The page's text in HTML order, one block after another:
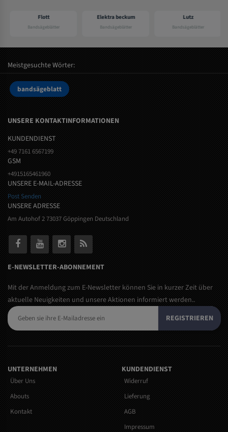
Flott
Bandsägeblätter
Elektra beckum
Bandsägeblätter
Lutz
Bandsägeblätter
Meistgesuchte Wörter:
bandsägeblatt
UNSERE KONTAKTINFORMATIONEN
KUNDENDIENST
+49 7161 6567199
GSM
+4915165461960
UNSERE E-MAIL-ADRESSE
Post Senden
UNSERE ADRESSE
Am Autohof 2 73037 Göppingen Deutschland
E-NEWSLETTER-ABONNEMENT
Mit der Anmeldung zum E-Newsletter können Sie in kurzer Zeit über
aktuelle Neuigkeiten und unsere Aktionen informiert werden..
REGISTRIEREN
UNTERNEHMEN
Über Uns
Abouts
Kontakt
KUNDENDIENST
Widerruf
Lieferung
AGB
Impressum